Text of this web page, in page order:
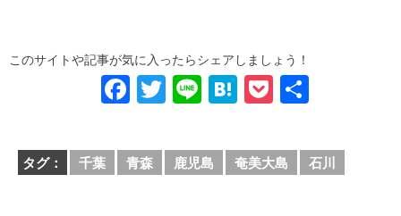
このサイトや記事が気に入ったらシェアしましょう！
F
c
e
T
tt
er
Li
e
H
e
n
P
ck
et
タグ： 千葉 青森 鹿児島 奄美大島 石川